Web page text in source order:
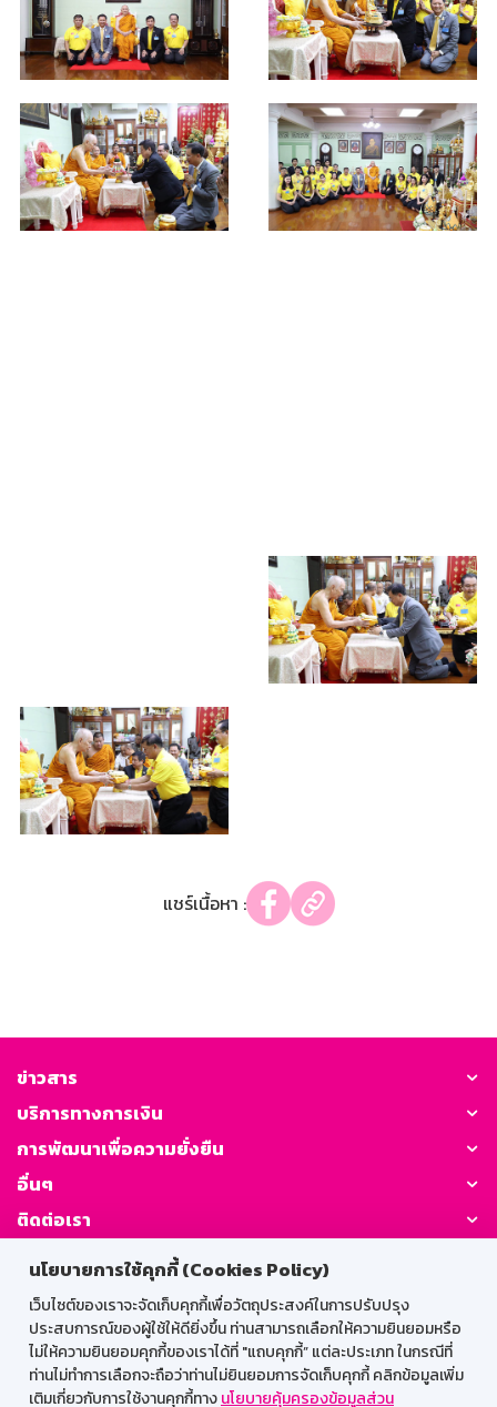
นโยบายการใช้คุกกี้ (Cookies Policy)
เว็บไซต์ของเราจะจัดเก็บคุกกี้เพื่อวัตถุประสงค์ในการปรับปรุง
ประสบการณ์ของผู้ใช้ให้ดียิ่งขึ้น ท่านสามารถเลือกให้ความยินยอมหรือ
ไม่ให้ความยินยอมคุกกี้ของเราได้ที่ "แถบคุกกี้” แต่ละประเภท ในกรณีที่
ท่านไม่ทำการเลือกจะถือว่าท่านไม่ยินยอมการจัดเก็บคุกกี้ คลิกข้อมูลเพิ่ม
เติมเกี่ยวกับการใช้งานคุกกี้ทางนโยบายคุ้มครองข้อมูลส่วน
แชร์เนื้อหา :
ข่าวสาร
บริการทางการเงิน
การพัฒนาเพื่อความยั่งยืน
อื่นๆ
ติดต่อเรา
GSB Society:
สำหรับพนักงาน